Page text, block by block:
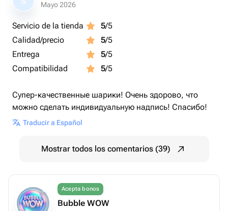
Mayo 2026
Servicio de la tienda 5/5
Calidad/precio
5/5
Entrega
5/5
Compatibilidad
5/5
Супер-качественные шарики! Очень здорово, что
можно сделать индивидуальную надпись! Спасибо!
Traducir a Español
Mostrar todos los comentarios (39)
Acepta bonos
Bubble WOW